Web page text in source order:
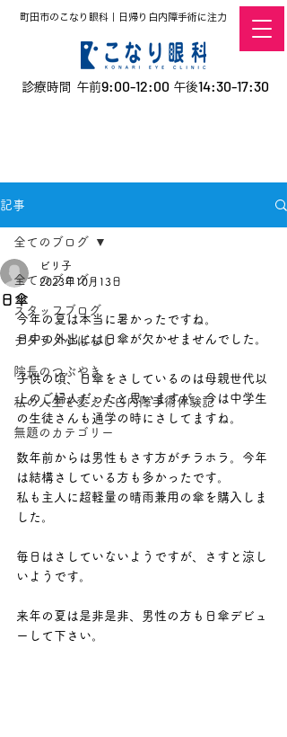
町田市のこなり眼科｜日帰り白内障手術に注力
診療時間 午前9:00-12:00 午後14:30-17:30
記事
全てのブログ
スタッフブログ
デタラメ小ばなし
院長のつぶやき
私の人生を変えた白内障手術体験記
無題のカテゴリー
全てのブログ
日傘
ビリ子
2023年10月13日
今年の夏は本当に暑かったですね。
日中の外出には日傘が欠かせませんでした。
子供の頃、日傘をさしているのは母親世代以
上のご婦人だったと思いますが、今は中学生
の生徒さんも通学の時にさしてますね。
数年前からは男性もさす方がチラホラ。今年
は結構さしている方も多かったです。
私も主人に超軽量の晴雨兼用の傘を購入しま
した。
毎日はさしていないようですが、さすと涼し
いようです。
来年の夏は是非是非、男性の方も日傘デビュ
ーして下さい。